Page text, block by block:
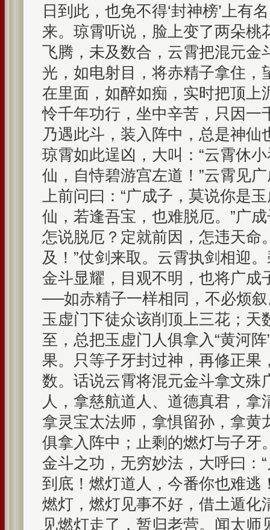
日到此，也免不得‘封神榜’上有
来。琼霄听说，脸上变了两朵桃
飞腾，未及数合，云霄把混元金
光，如电射目，将赤精子拿住，
在里面，如醉如痴，实时把顶
怜千年功行，坐中辛苦，只因一
乃遇此斗，装入阵中，总是神仙
琼霄如此逞凶，大叫：“云霄休
仙，自恃碧游宫左道！”云霄见
上前问曰：“广成子，莫说你是
仙，若逢吾宝，也难脱厄。”广
怎说脱厄？定就前因，怎违天命
及！”仗剑来取。云霄执剑相迎
金斗显耀，目观不明，也将广成
──如赤精子一样相同，不必烦
玉虚门下徒众该削顶上三花；天
至，总把玉虚门人俱拿入“黄河
果。只等子牙封过神，再修正果
数。话说云霄将混元金斗拿文殊
人，拿慈航道人、道德真君，拿
拿灵宝太法师，拿惧留孙，拿黄
俱拿入阵中；止剩的燃灯与子牙
金斗之功，无穷妙法，大呼曰：
到底！燃灯道人，今番你也难逃
燃灯，燃灯见事不好，借土遁化
见燃灯走了，暂归老营。闻太师